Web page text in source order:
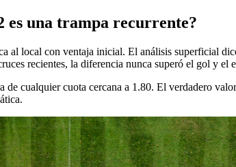
es una trampa recurrente?
al local con ventaja inicial. El análisis superficial
recientes, la diferencia nunca superó el gol y el
de cualquier cuota cercana a 1.80. El verdadero